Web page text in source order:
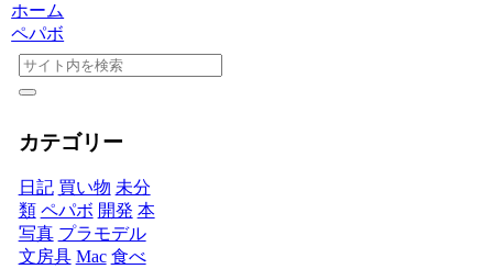
ホーム
ペパボ
カテゴリー
日記 買い物 未分
類 ペパボ 開発 本
写真 プラモデル
文房具 Mac 食べ